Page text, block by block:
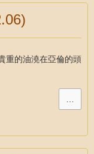
重的油澆在亞倫的頭
…